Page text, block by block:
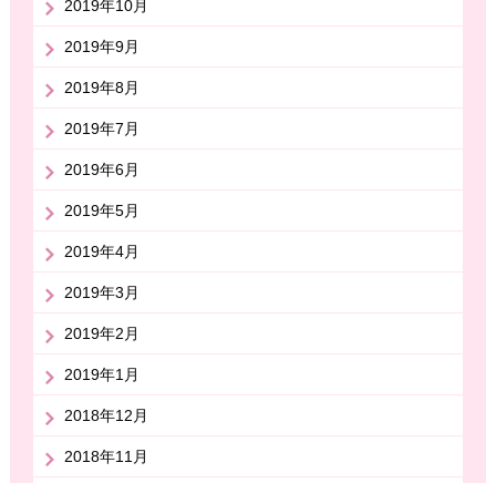
2019年10月
2019年9月
2019年8月
2019年7月
2019年6月
2019年5月
2019年4月
2019年3月
2019年2月
2019年1月
2018年12月
2018年11月